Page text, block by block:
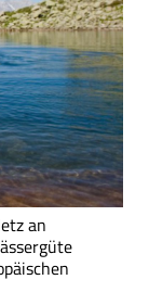
an